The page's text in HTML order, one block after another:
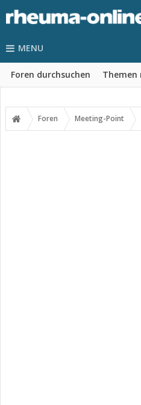
MENU
Foren durchsuchen
Foren Meeting-Point